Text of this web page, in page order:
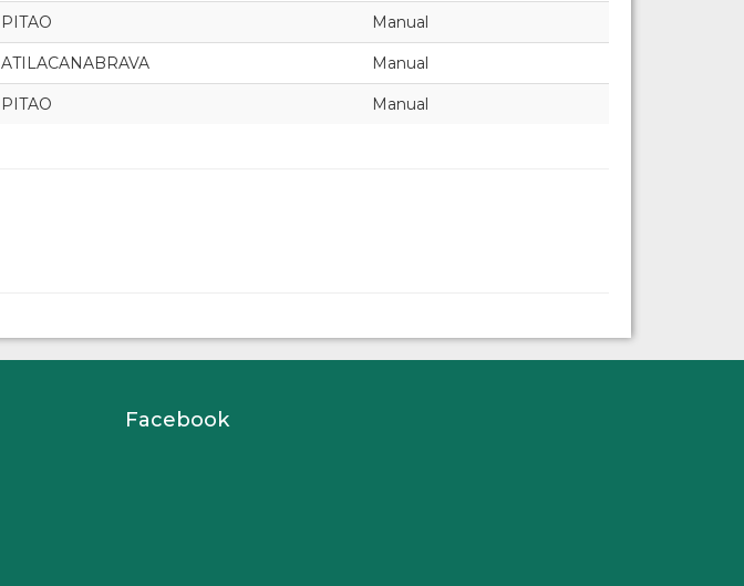
PITAO Manual
ATILACANABRAVA Manual
PITAO Manual
Facebook